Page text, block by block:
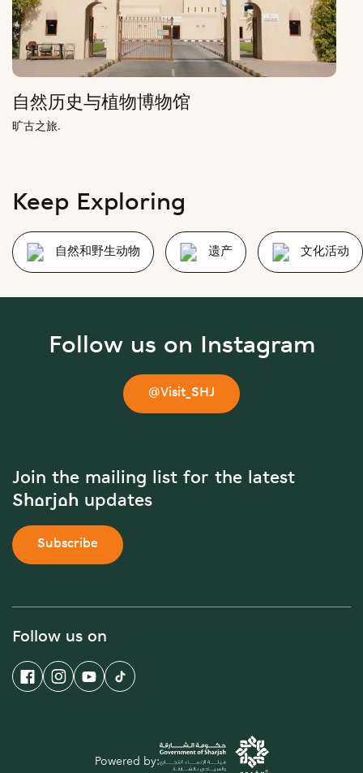
自然历史与植物博物馆
旷古之旅.
Keep Exploring
自然和野生动物 遗产 文化活动
Follow us on Instagram
@Visit_SHJ
Join the mailing list for the latest
Sharjah updates
Subscribe
Follow us on
Powered by: